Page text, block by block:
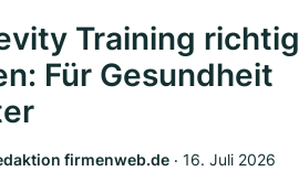
Training richtig
Für Gesundheit
firmenweb.de ‧ 16. Juli 2026